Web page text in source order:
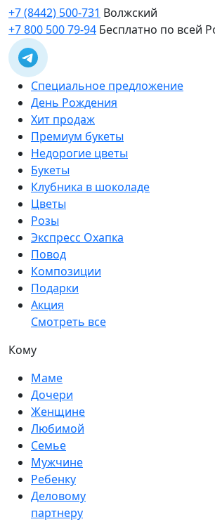
+7 (8442) 500-731 Волжский
+7 800 500 79-94 Бесплатно по всей
Специальное предложение
День Рождения
Хит продаж
Премиум букеты
Недорогие цветы
Букеты
Клубника в шоколаде
Цветы
Розы
Экспресс Охапка
Повод
Композиции
Подарки
Акция
Смотреть все
Кому
Маме
Дочери
Женщине
Любимой
Семье
Мужчине
Ребенку
Деловому
партнеру